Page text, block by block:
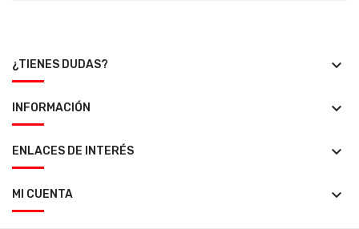
¿TIENES DUDAS? keyboard_arrow_down
INFORMACIÓN keyboard_arrow_down
ENLACES DE INTERÉS keyboard_arrow_down
MI CUENTA keyboard_arrow_down